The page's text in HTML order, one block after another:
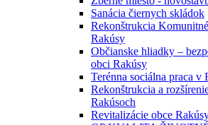
Sanácia čiernych skládok
Rekonštrukcia
Rakúsy
Občianske hliadky –
obci Rakúsy
Terénna sociálna praca v
Rekonštrukcia a
Rakúsoch
Revitalizácie obce